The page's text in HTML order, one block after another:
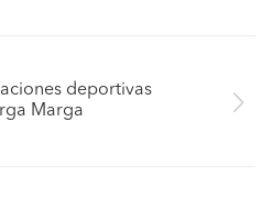
deportivas
Marga